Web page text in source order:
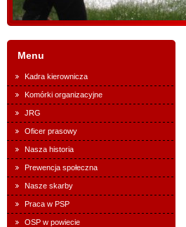
Menu
Kadra kierownicza
Komórki organizacyjne
JRG
Oficer prasowy
Nasza historia
Prewencja społeczna
Nasze skarby
Praca w PSP
OSP w powiecie